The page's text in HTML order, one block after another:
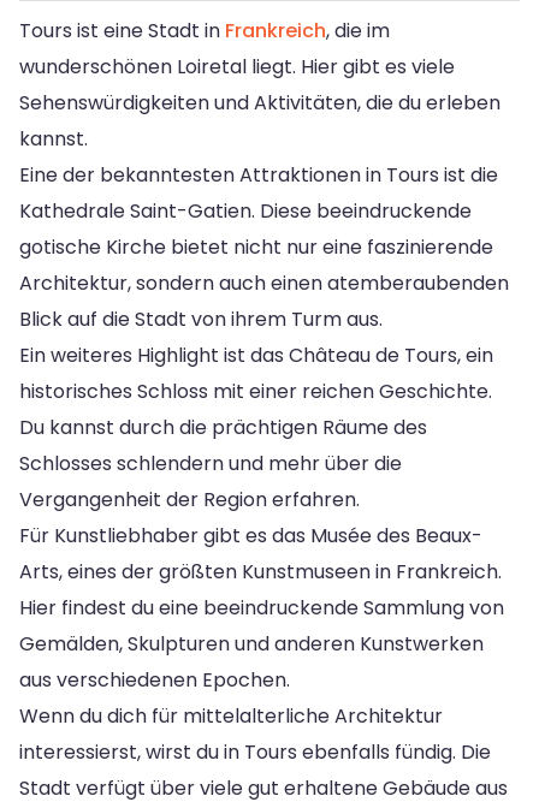
Tours ist eine Stadt in Frankreich, die im
wunderschönen Loiretal liegt. Hier gibt es viele
Sehenswürdigkeiten und Aktivitäten, die du erleben
kannst.
Eine der bekanntesten Attraktionen in Tours ist die
Kathedrale Saint-Gatien. Diese beeindruckende
gotische Kirche bietet nicht nur eine faszinierende
Architektur, sondern auch einen atemberaubenden
Blick auf die Stadt von ihrem Turm aus.
Ein weiteres Highlight ist das Château de Tours, ein
historisches Schloss mit einer reichen Geschichte.
Du kannst durch die prächtigen Räume des
Schlosses schlendern und mehr über die
Vergangenheit der Region erfahren.
Für Kunstliebhaber gibt es das Musée des Beaux-
Arts, eines der größten Kunstmuseen in Frankreich.
Hier findest du eine beeindruckende Sammlung von
Gemälden, Skulpturen und anderen Kunstwerken
aus verschiedenen Epochen.
Wenn du dich für mittelalterliche Architektur
interessierst, wirst du in Tours ebenfalls fündig. Die
Stadt verfügt über viele gut erhaltene Gebäude aus